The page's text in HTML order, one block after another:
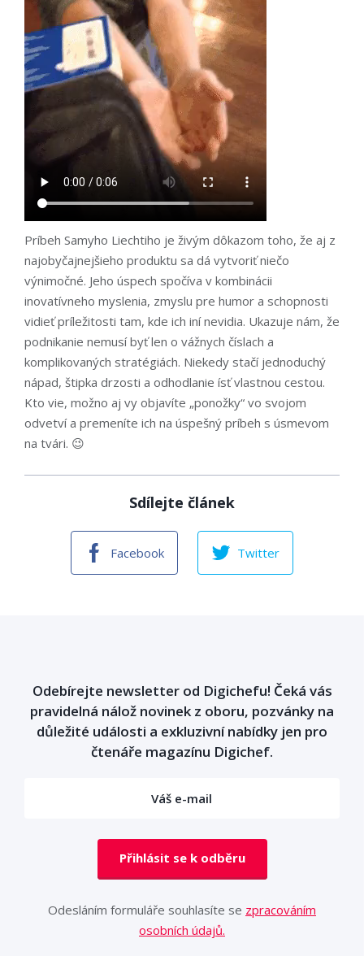
Príbeh Samyho Liechtiho je živým dôkazom toho, že aj z
najobyčajnejšieho produktu sa dá vytvoriť niečo
výnimočné. Jeho úspech spočíva v kombinácii
inovatívneho myslenia, zmyslu pre humor a schopnosti
vidieť príležitosti tam, kde ich iní nevidia. Ukazuje nám, že
podnikanie nemusí byť len o vážnych číslach a
komplikovaných stratégiách. Niekedy stačí jednoduchý
nápad, štipka drzosti a odhodlanie ísť vlastnou cestou.
Kto vie, možno aj vy objavíte „ponožky“ vo svojom
odvetví a premeníte ich na úspešný príbeh s úsmevom
na tvári. 😉
Sdílejte článek
Facebook Twitter
Odebírejte newsletter od Digichefu! Čeká vás
pravidelná nálož novinek z oboru, pozvánky na
důležité události a exkluzivní nabídky jen pro
čtenáře magazínu Digichef.
Přihlásit se k odběru
Odesláním formuláře souhlasíte se zpracováním
osobních údajů.